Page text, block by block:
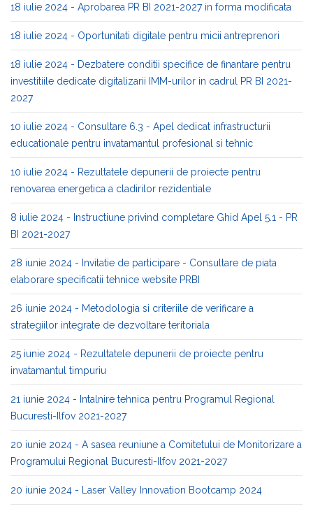
18 iulie 2024 - Aprobarea PR BI 2021-2027 in forma modificata
18 iulie 2024 - Oportunitati digitale pentru micii antreprenori
18 iulie 2024 - Dezbatere conditii specifice de finantare pentru
investitiile dedicate digitalizarii IMM-urilor in cadrul PR BI 2021-
2027
10 iulie 2024 - Consultare 6.3 - Apel dedicat infrastructurii
educationale pentru invatamantul profesional si tehnic
10 iulie 2024 - Rezultatele depunerii de proiecte pentru
renovarea energetica a cladirilor rezidentiale
8 iulie 2024 - Instructiune privind completare Ghid Apel 5.1 - PR
BI 2021-2027
28 iunie 2024 - Invitatie de participare - Consultare de piata
elaborare specificatii tehnice website PRBI
26 iunie 2024 - Metodologia si criteriile de verificare a
strategiilor integrate de dezvoltare teritoriala
25 iunie 2024 - Rezultatele depunerii de proiecte pentru
invatamantul timpuriu
21 iunie 2024 - Intalnire tehnica pentru Programul Regional
Bucuresti-Ilfov 2021-2027
20 iunie 2024 - A sasea reuniune a Comitetului de Monitorizare a
Programului Regional Bucuresti-Ilfov 2021-2027
20 iunie 2024 - Laser Valley Innovation Bootcamp 2024